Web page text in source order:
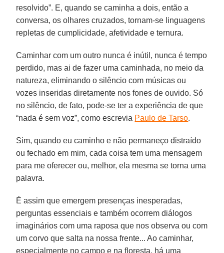
resolvido”. E, quando se caminha a dois, então a
conversa, os olhares cruzados, tornam-se linguagens
repletas de cumplicidade, afetividade e ternura.
Caminhar com um outro nunca é inútil, nunca é tempo
perdido, mas ai de fazer uma caminhada, no meio da
natureza, eliminando o silêncio com músicas ou
vozes inseridas diretamente nos fones de ouvido. Só
no silêncio, de fato, pode-se ter a experiência de que
“nada é sem voz”, como escrevia Paulo de Tarso.
Sim, quando eu caminho e não permaneço distraído
ou fechado em mim, cada coisa tem uma mensagem
para me oferecer ou, melhor, ela mesma se torna uma
palavra.
É assim que emergem presenças inesperadas,
perguntas essenciais e também ocorrem diálogos
imaginários com uma raposa que nos observa ou com
um corvo que salta na nossa frente... Ao caminhar,
especialmente no campo e na floresta, há uma